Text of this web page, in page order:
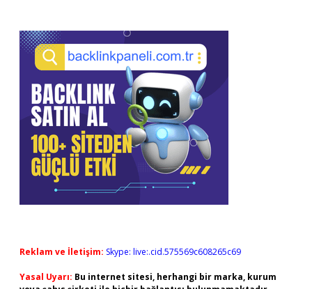
Reklam ve İletişim: Skype: live:.cid.575569c608265c69
Yasal Uyarı: Bu internet sitesi, herhangi bir marka, kurum